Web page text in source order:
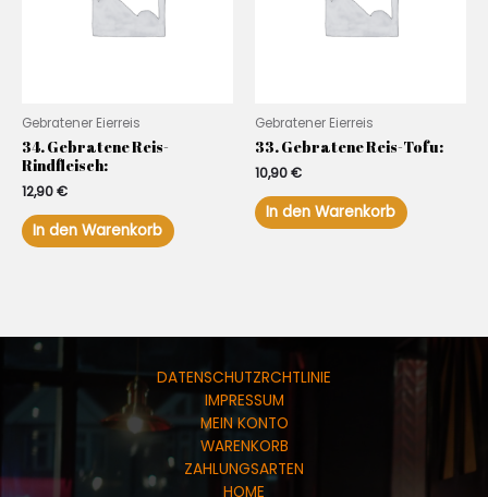
Gebratener Eierreis
34. Gebratene Reis-
Rindfleisch:
12,90€
In den Warenkorb
Gebratener Eierreis
33. Gebratene Reis-Tofu:
10,90€
In den Warenkorb
DATENSCHUTZRCHTLINIE
IMPRESSUM
MEIN KONTO
WARENKORB
ZAHLUNGSARTEN
HOME